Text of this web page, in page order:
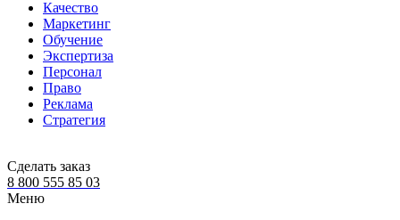
Качество
Маркетинг
Обучение
Экспертиза
Персонал
Право
Реклама
Стратегия
Сделать заказ
8 800 555 85 03
Меню